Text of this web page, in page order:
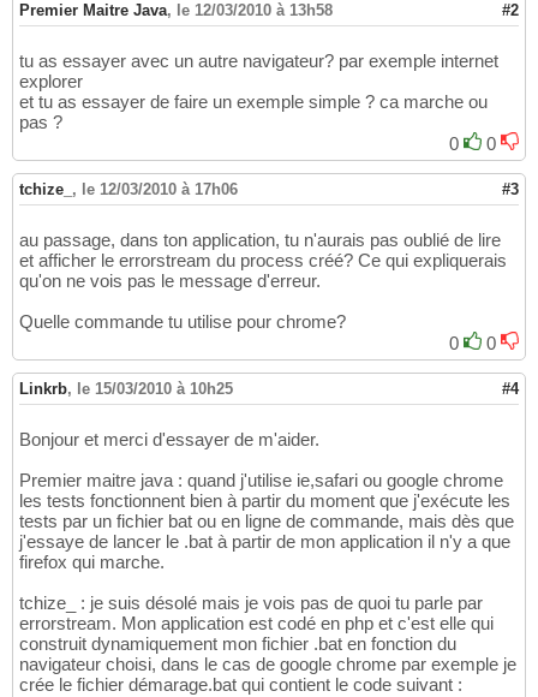
Premier Maitre Java, le 12/03/2010 à 13h58 #2
tu as essayer avec un autre navigateur? par exemple internet
explorer
et tu as essayer de faire un exemple simple ? ca marche ou
pas ?
0
0
tchize_ , le 12/03/2010 à 17h06 #3
au passage, dans ton application, tu n'aurais pas oublié de lire
et afficher le errorstream du process créé? Ce qui expliquerais
qu'on ne vois pas le message d'erreur.
Quelle commande tu utilise pour chrome?
0
0
Linkrb, le 15/03/2010 à 10h25 #4
Bonjour et merci d'essayer de m'aider.
Premier maitre java : quand j'utilise ie,safari ou google chrome
les tests fonctionnent bien à partir du moment que j'exécute les
tests par un fichier bat ou en ligne de commande, mais dès que
j'essaye de lancer le .bat à partir de mon application il n'y a que
firefox qui marche.
tchize_ : je suis désolé mais je vois pas de quoi tu parle par
errorstream. Mon application est codé en php et c'est elle qui
construit dynamiquement mon fichier .bat en fonction du
navigateur choisi, dans le cas de google chrome par exemple je
crée le fichier démarage.bat qui contient le code suivant :